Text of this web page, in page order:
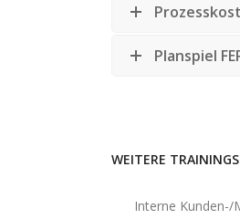
Planspiel
WEITERE TRAININGS
Interne